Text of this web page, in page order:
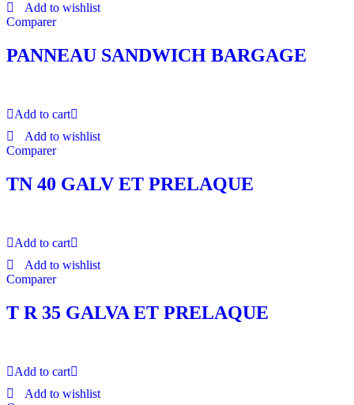
Add to wishlist
Comparer
PANNEAU SANDWICH BARGAGE
Add to cart
Add to wishlist
Comparer
TN 40 GALV ET PRELAQUE
Add to cart
Add to wishlist
Comparer
T R 35 GALVA ET PRELAQUE
Add to cart
Add to wishlist